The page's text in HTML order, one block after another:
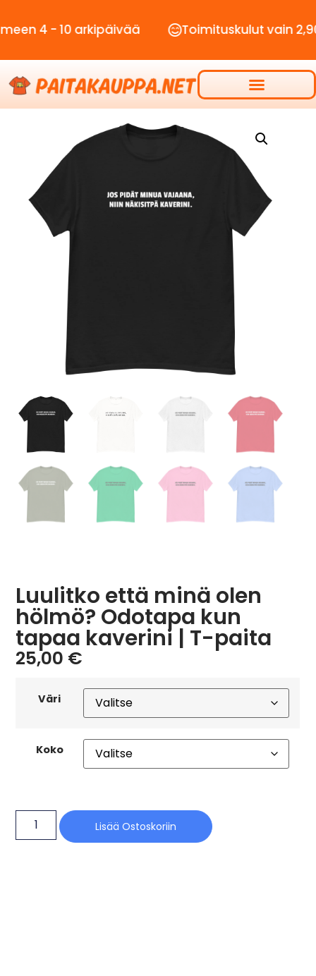
- 10 arkipäivää Toimituskulut vain 2,90€
Luulitko että minä olen
hölmö? Odotapa kun
tapaa kaverini | T-paita
25,00 €
Väri
Koko
Lisää Ostoskoriin